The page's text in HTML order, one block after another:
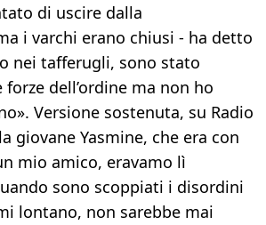
di uscire dalla
i varchi erano chiusi - ha detto
nei tafferugli, sono stato
dell’ordine ma non ho
Versione sostenuta, su Radio
giovane Yasmine, che era con
mio amico, eravamo lì
sono scoppiati i disordini
lontano, non sarebbe mai